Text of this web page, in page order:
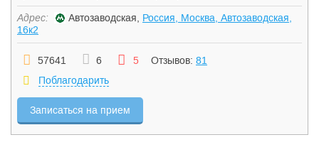
Адрес: Автозаводская, Россия, Москва, Автозаводская,
16к2
57641 6 5 Отзывов: 81
Поблагодарить
Записаться на прием